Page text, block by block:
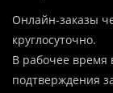
Онлайн-заказы
круглосуточно.
В рабочее время
подтверждения